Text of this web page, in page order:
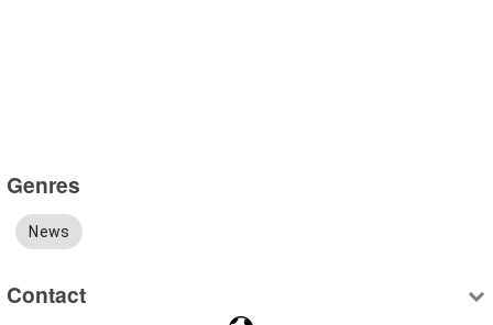
Genres
News
Contact